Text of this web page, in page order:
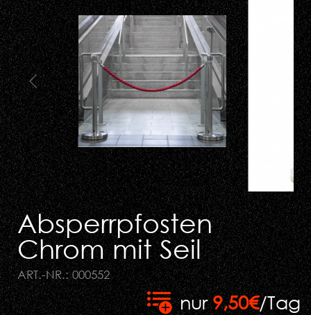
Absperrpfosten
Chrom mit Seil
ART.-NR.: 000552
nur9,50€/Tag